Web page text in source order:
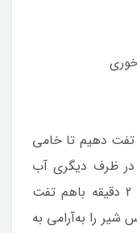
تفت دهیم تا خامی
در ظرف دیگری آب
می‌کنیم و سپس این دو را به مدت 2 دقیقه باهم تفت
را به‌آرامی به